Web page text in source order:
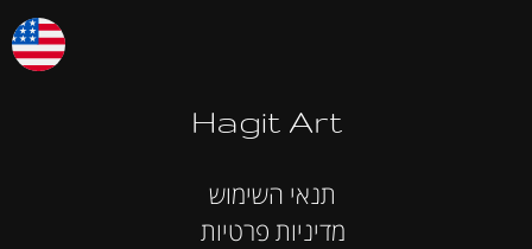
Hagit Art
תנאי השימוש
מדיניות פרטיות